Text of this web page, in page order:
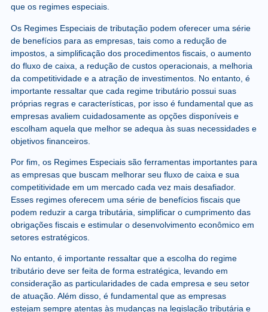
que os regimes especiais.
Os Regimes Especiais de tributação podem oferecer uma série
de benefícios para as empresas, tais como a redução de
impostos, a simplificação dos procedimentos fiscais, o aumento
do fluxo de caixa, a redução de custos operacionais, a melhoria
da competitividade e a atração de investimentos. No entanto, é
importante ressaltar que cada regime tributário possui suas
próprias regras e características, por isso é fundamental que as
empresas avaliem cuidadosamente as opções disponíveis e
escolham aquela que melhor se adequa às suas necessidades e
objetivos financeiros.
Por fim, os Regimes Especiais são ferramentas importantes para
as empresas que buscam melhorar seu fluxo de caixa e sua
competitividade em um mercado cada vez mais desafiador.
Esses regimes oferecem uma série de benefícios fiscais que
podem reduzir a carga tributária, simplificar o cumprimento das
obrigações fiscais e estimular o desenvolvimento econômico em
setores estratégicos.
No entanto, é importante ressaltar que a escolha do regime
tributário deve ser feita de forma estratégica, levando em
consideração as particularidades de cada empresa e seu setor
de atuação. Além disso, é fundamental que as empresas
estejam sempre atentas às mudanças na legislação tributária e